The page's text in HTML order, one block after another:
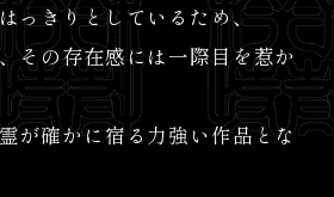
っきりとしているため、
その存在感には一際目を惹か
が確かに宿る力強い作品とな